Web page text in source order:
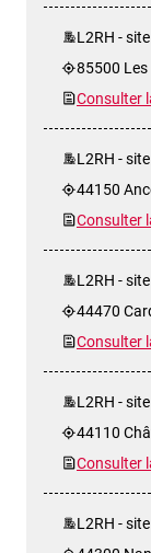
L2RH -
85500 Les
Consulter
L2RH -
44150
Consulter
L2RH -
44470
Consulter
L2RH -
44110
Consulter
L2RH -